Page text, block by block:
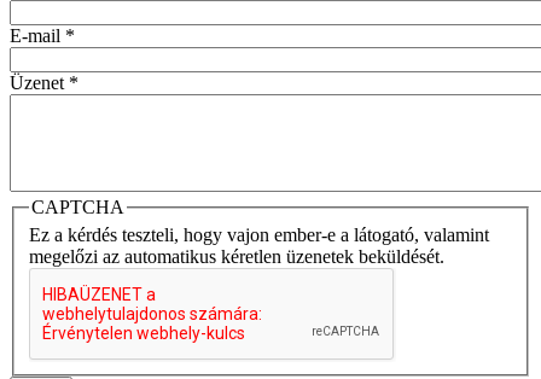
E-mail *
Üzenet *
CAPTCHA
Ez a kérdés teszteli, hogy vajon ember-e a látogató, valamint
megelőzi az automatikus kéretlen üzenetek beküldését.